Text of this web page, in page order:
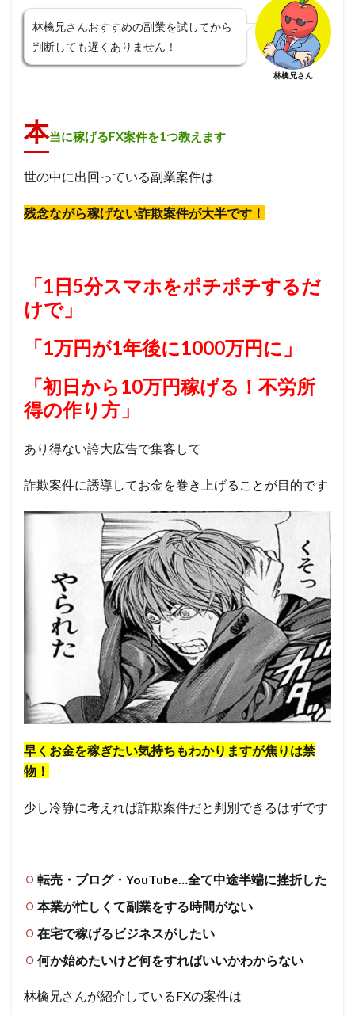
林檎兄さんおすすめの副業を試してから
判断しても遅くありません！
林檎兄さん
本当に稼げるFX案件を1つ教えます
世の中に出回っている副業案件は
残念ながら稼げない詐欺案件が大半です！
「1日5分スマホをポチポチするだ
けで」
「1万円が1年後に1000万円に」
「初日から10万円稼げる！不労所
得の作り方」
あり得ない誇大広告で集客して
詐欺案件に誘導してお金を巻き上げることが目的です
早くお金を稼ぎたい気持ちもわかりますが焦りは禁
物！
少し冷静に考えれば詐欺案件だと判別できるはずです
転売・ブログ・YouTube…全て中途半端に挫折した
本業が忙しくて副業をする時間がない
在宅で稼げるビジネスがしたい
何か始めたいけど何をすればいいかわからない
林檎兄さんが紹介しているFXの案件は